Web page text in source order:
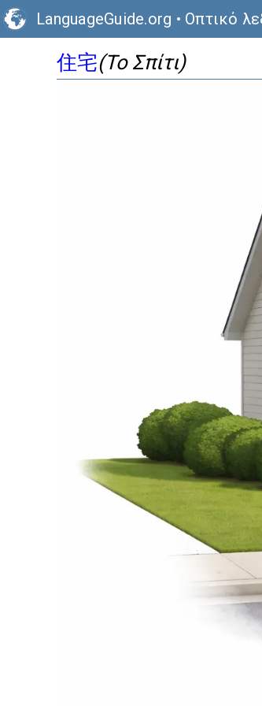
LanguageGuide.org • Οπτικό
住宅(Το Σπίτι)